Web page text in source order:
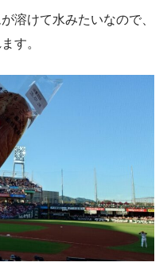
溶けて水みたいなので、
す。